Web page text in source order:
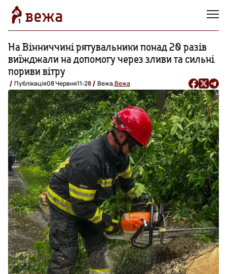
На Вінниччині рятувальники понад 20 разів
виїжджали на допомогу через зливи та сильні
пориви вітру
Публікація08 Червня11:28 Вежа,Вежа